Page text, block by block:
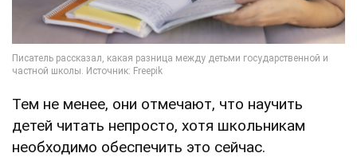
Тем не менее, они отмечают, что научить
детей читать непросто, хотя школьникам
необходимо обеспечить это сейчас.